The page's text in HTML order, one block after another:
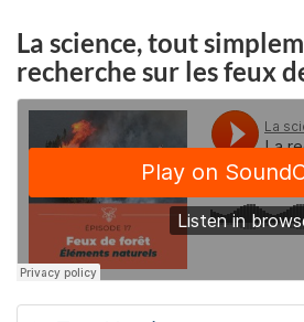
La science, tout
recherche sur les feux